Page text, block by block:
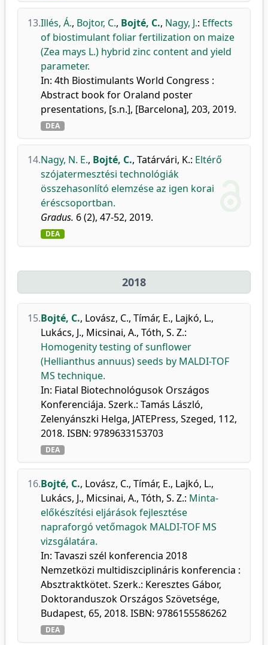
13.Illés, Á., Bojtor, C., Bojté, C., Nagy, J.: Effects
of biostimulant foliar fertilization on maize
(Zea mays L.) hybrid zinc content and yield
parameter.
In: 4th Biostimulants World Congress :
Abstract book for Oraland poster
presentations, [s.n.], [Barcelona], 203, 2019.
DEA
14.Nagy, N. E., Bojté, C., Tatárvári, K.: Eltérő
szójatermesztési technológiák
összehasonlító elemzése az igen korai
éréscsoportban.
Gradus. 6 (2), 47-52, 2019.
DEA
2018
15.Bojté, C., Lovász, C., Tímár, E., Lajkó, L.,
Lukács, J., Micsinai, A., Tóth, S. Z.:
Homogenity testing of sunflower
(Hellianthus annuus) seeds by MALDI-TOF
MS technique.
In: Fiatal Biotechnológusok Országos
Konferenciája. Szerk.: Tamás László,
Zelenyánszki Helga, JATEPress, Szeged, 112,
2018. ISBN: 9789633153703
DEA
16.Bojté, C., Lovász, C., Tímár, E., Lajkó, L.,
Lukács, J., Micsinai, A., Tóth, S. Z.: Minta-
előkészítési eljárások fejlesztése
napraforgó vetőmagok MALDI-TOF MS
vizsgálatára.
In: Tavaszi szél konferencia 2018
Nemzetközi multidiszciplináris konferencia :
Absztraktkötet. Szerk.: Keresztes Gábor,
Doktoranduszok Országos Szövetsége,
Budapest, 65, 2018. ISBN: 9786155586262
DEA